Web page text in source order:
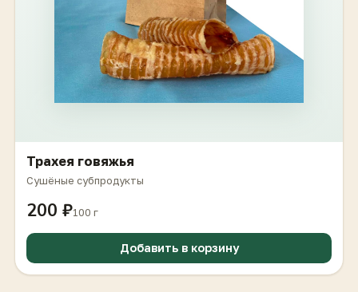
Трахея говяжья
Сушёные субпродукты
200 ₽100 г
Добавить в корзину